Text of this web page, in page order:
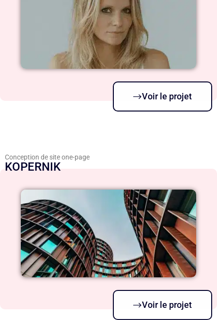
Voir le projet
Conception de site one-page
KOPERNIK
Voir le projet